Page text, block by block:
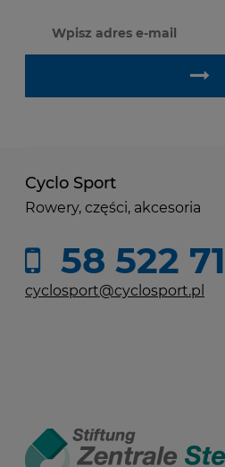
Cyclo Sport
Rowery, części, akcesoria
58 522
cyclosport@cyclosport.pl